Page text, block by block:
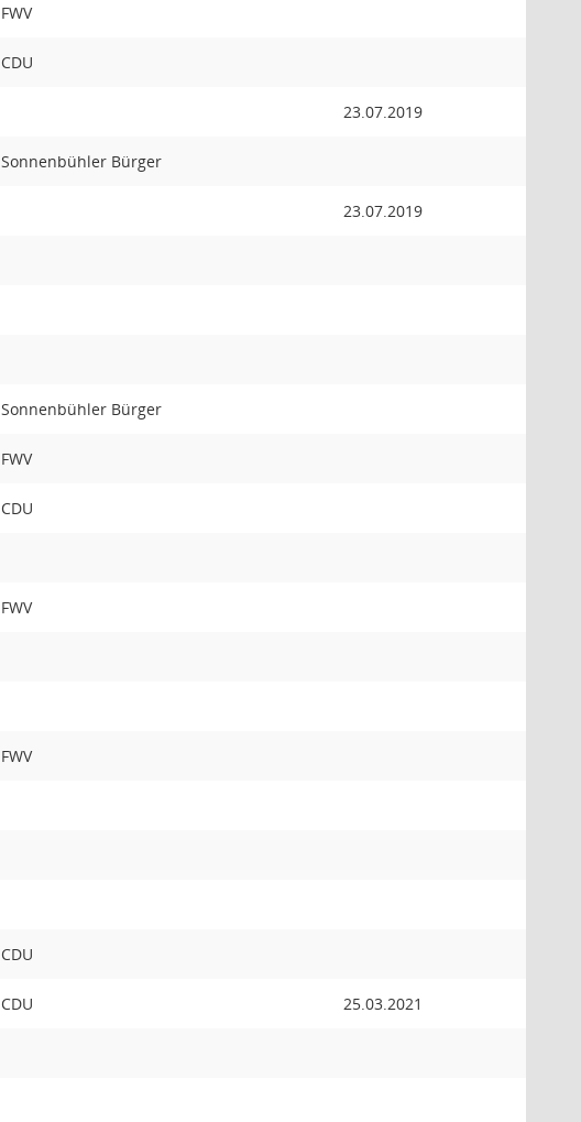
FWV
CDU
23.07.2019
Sonnenbühler Bürger
23.07.2019
Sonnenbühler Bürger
FWV
CDU
FWV
FWV
CDU
CDU 25.03.2021